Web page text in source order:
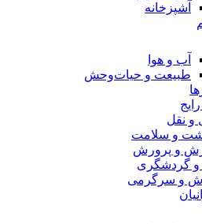
آشپزخانه
آب و هوا
طبیعت و حیات‌وحش
و نقل
و سلامت
و پرورش
و گردشگری
و سرگرمی